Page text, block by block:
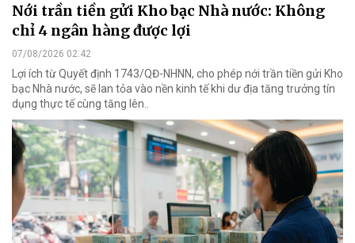
Nới trần tiền gửi Kho bạc Nhà nước: Không
chỉ 4 ngân hàng được lợi
07/08/2026 02:42
Lợi ích từ Quyết định 1743/QĐ-NHNN, cho phép nới trần tiền gửi Kho
bạc Nhà nước, sẽ lan tỏa vào nền kinh tế khi dư địa tăng trưởng tín
dụng thực tế cùng tăng lên..